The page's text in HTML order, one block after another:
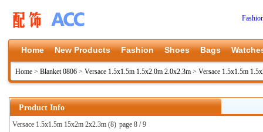
Home New Products Fashion Shoes Bags
Home > Blanket 0806 > Versace 1.5x1.5m 1.5x2.0m 2.0x2.3m > Versace 1.5x1.5m
Product Info
Versace 1.5x1.5m 15x2m 2x2.3m (8) page 8 / 9